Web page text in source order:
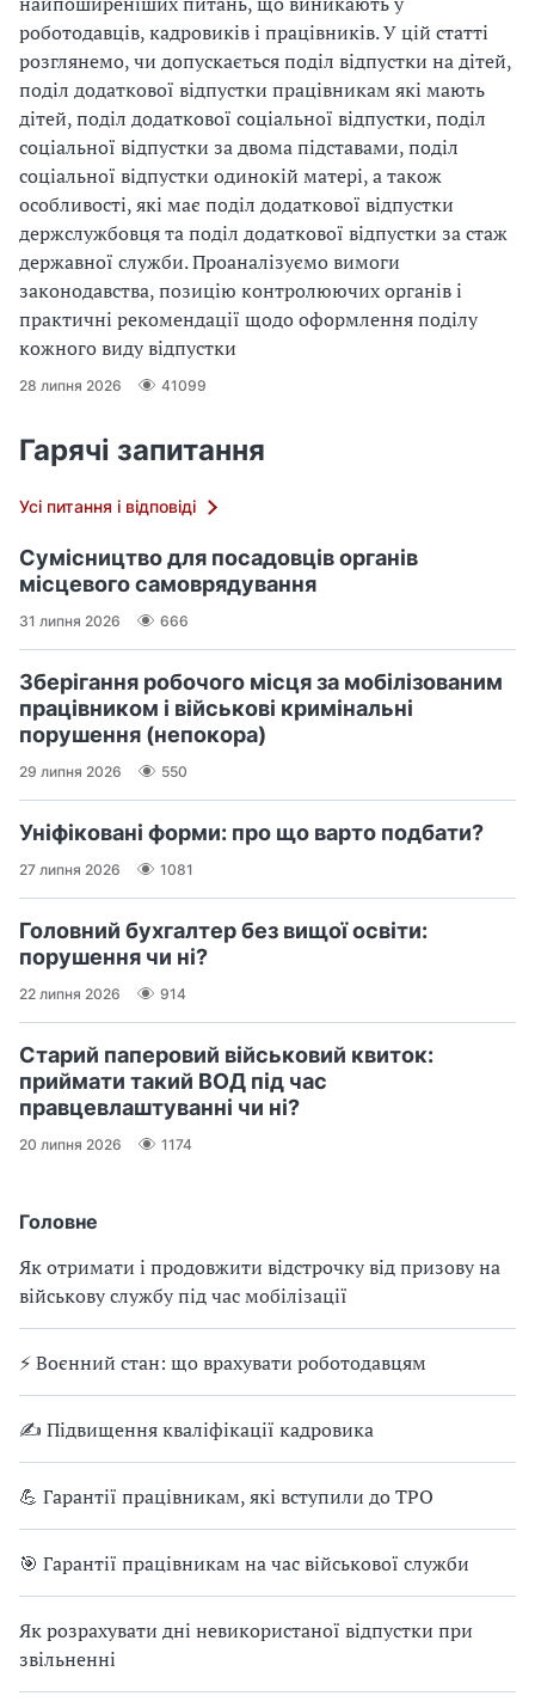
Головне
Як отримати і продовжити відстрочку від призову на
військову службу під час мобілізації
⚡ Воєнний стан: що врахувати роботодавцям
✍ Підвищення кваліфікації кадровика
💪 Гарантії працівникам, які вступили до ТРО
🎯 Гарантії працівникам на час військової служби
Як розрахувати дні невикористаної відпустки при
звільненні
роботодавців, кадровиків і працівників. У цій статті
розглянемо, чи допускається поділ відпустки на дітей,
поділ додаткової відпустки працівникам які мають
дітей, поділ додаткової соціальної відпустки, поділ
соціальної відпустки за двома підставами, поділ
соціальної відпустки одинокій матері, а також
особливості, які має поділ додаткової відпустки
держслужбовця та поділ додаткової відпустки за стаж
державної служби. Проаналізуємо вимоги
законодавства, позицію контролюючих органів і
практичні рекомендації щодо оформлення поділу
кожного виду відпустки
28 липня 2026 41099
Гарячі запитання
Усі питання і відповіді
Сумісництво для посадовців органів
місцевого самоврядування
31 липня 2026 666
Зберігання робочого місця за мобілізованим
працівником і військові кримінальні
порушення (непокора)
29 липня 2026 550
Уніфіковані форми: про що варто подбати?
27 липня 2026 1081
Головний бухгалтер без вищої освіти:
порушення чи ні?
22 липня 2026 914
Старий паперовий військовий квиток:
приймати такий ВОД під час
правцевлаштуванні чи ні?
20 липня 2026 1174